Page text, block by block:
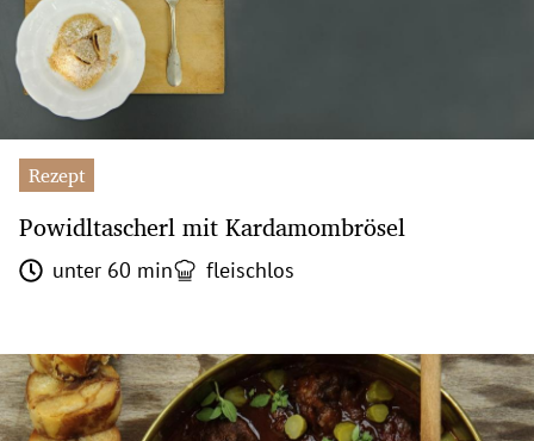
Rezept
Powidltascherl mit Kardamombrösel
unter 60 min fleischlos